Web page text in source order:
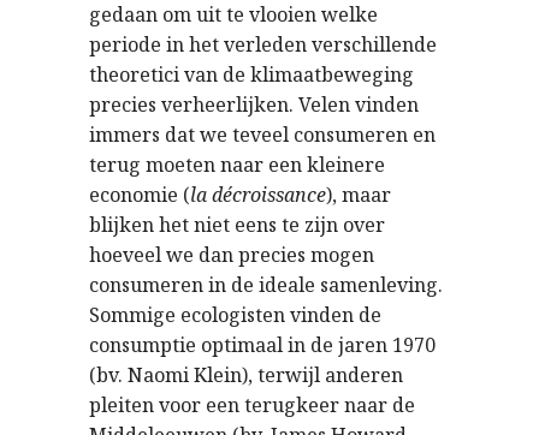
gedaan om uit te vlooien welke
periode in het verleden verschillende
theoretici van de klimaatbeweging
precies verheerlijken. Velen vinden
immers dat we teveel consumeren en
terug moeten naar een kleinere
economie (la décroissance), maar
blijken het niet eens te zijn over
hoeveel we dan precies mogen
consumeren in de ideale samenleving.
Sommige ecologisten vinden de
consumptie optimaal in de jaren 1970
(bv. Naomi Klein), terwijl anderen
pleiten voor een terugkeer naar de